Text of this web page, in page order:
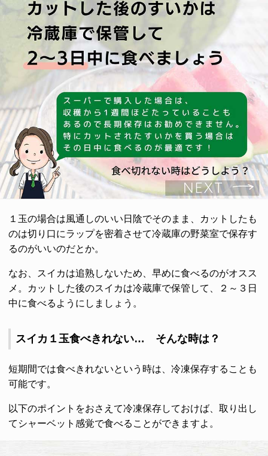
１玉の場合は風通しのいい日陰でそのまま、カットしたも
のは切り口にラップを密着させて冷蔵庫の野菜室で保存す
るのがいいのだとか。
なお、スイカは追熟しないため、早めに食べるのがオスス
メ。カットした後のスイカは冷蔵庫で保管して、２～３日
中に食べるようにしましょう。
スイカ１玉食べきれない… そんな時は？
短期間では食べきれないという時は、冷凍保存することも
可能です。
以下のポイントをおさえて冷凍保存しておけば、取り出し
てシャーベット感覚で食べることができますよ。